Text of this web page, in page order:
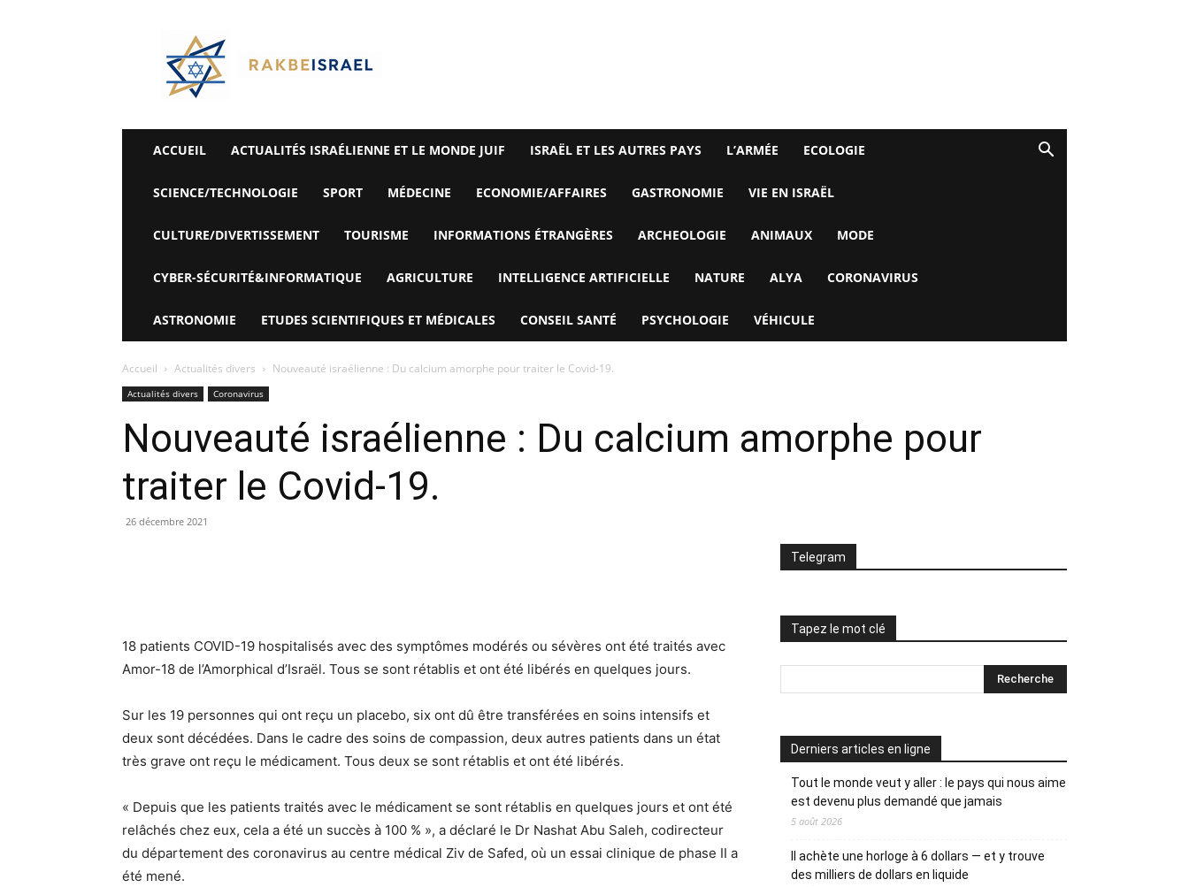
Rak
Be
Israel-
Alyaexpress-
News
ACCUEIL ACTUALITÉS ISRAÉLIENNE ET LE MONDE JUIF ISRAËL ET LES AUTRES PAYS L’ARMÉE ECOLOGIE
SCIENCE/TECHNOLOGIE SPORT MÉDECINE ECONOMIE/AFFAIRES GASTRONOMIE VIE EN ISRAËL
CULTURE/DIVERTISSEMENT TOURISME INFORMATIONS ÉTRANGÈRES ARCHEOLOGIE ANIMAUX MODE
CYBER-SÉCURITÉ&INFORMATIQUE AGRICULTURE INTELLIGENCE ARTIFICIELLE NATURE ALYA CORONAVIRUS
ASTRONOMIE ETUDES SCIENTIFIQUES ET MÉDICALES CONSEIL SANTÉ PSYCHOLOGIE VÉHICULE
Accueil Actualités divers Nouveauté israélienne : Du calcium amorphe pour traiter le Covid-19.
Actualités divers Coronavirus
Nouveauté israélienne : Du calcium amorphe pour
traiter le Covid-19.
26 décembre 2021
18 patients COVID-19 hospitalisés avec des symptômes modérés ou sévères ont été traités avec
Amor-18 de l’Amorphical d’Israël. Tous se sont rétablis et ont été libérés en quelques jours.
Sur les 19 personnes qui ont reçu un placebo, six ont dû être transférées en soins intensifs et
deux sont décédées. Dans le cadre des soins de compassion, deux autres patients dans un état
très grave ont reçu le médicament. Tous deux se sont rétablis et ont été libérés.
« Depuis que les patients traités avec le médicament se sont rétablis en quelques jours et ont été
relâchés chez eux, cela a été un succès à 100 % », a déclaré le Dr Nashat Abu Saleh, codirecteur
du département des coronavirus au centre médical Ziv de Safed, où un essai clinique de phase II a
été mené.
Telegram
Tapez le mot clé
Derniers articles en ligne
Tout le monde veut y aller : le pays qui nous aime
est devenu plus demandé que jamais
5 août 2026
Il achète une horloge à 6 dollars — et y trouve
des milliers de dollars en liquide